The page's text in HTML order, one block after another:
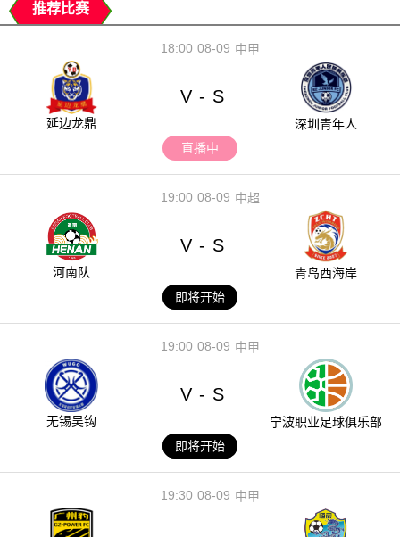
推荐比赛
08-09
18:00 中甲
延边龙鼎
V - S
深圳青年人
直播中
08-09
19:00 中超
河南队
V - S
青岛西海岸
即将开始
08-09
19:00 中甲
无锡吴钩
V - S
宁波职业足球俱乐部
即将开始
08-09
19:30 中甲